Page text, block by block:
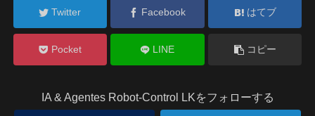
Twitter Facebook はてブ
Pocket LINE コピー
IA & Agentes Robot-Control LKをフォローする